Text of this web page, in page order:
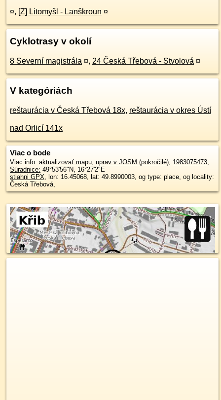
¤, [Z] Litomyšl - Lanškroun ¤
Cyklotrasy v okolí
8 Severní magistrála ¤, 24 Česká Třebová - Stvolová ¤
V kategóriách
reštaurácia v Česká Třebová 18x, reštaurácia v okres Ústí
nad Orlicí 141x
Viac o bode
Viac info: aktualizovať mapu, uprav v JOSM (pokročilé), 1983075473,
Súradnice: 49°53'56"N, 16°27'2"E
stiahni GPX, lon: 16.45068, lat: 49.8990003, og type: place, og locality:
Česká Třebová,